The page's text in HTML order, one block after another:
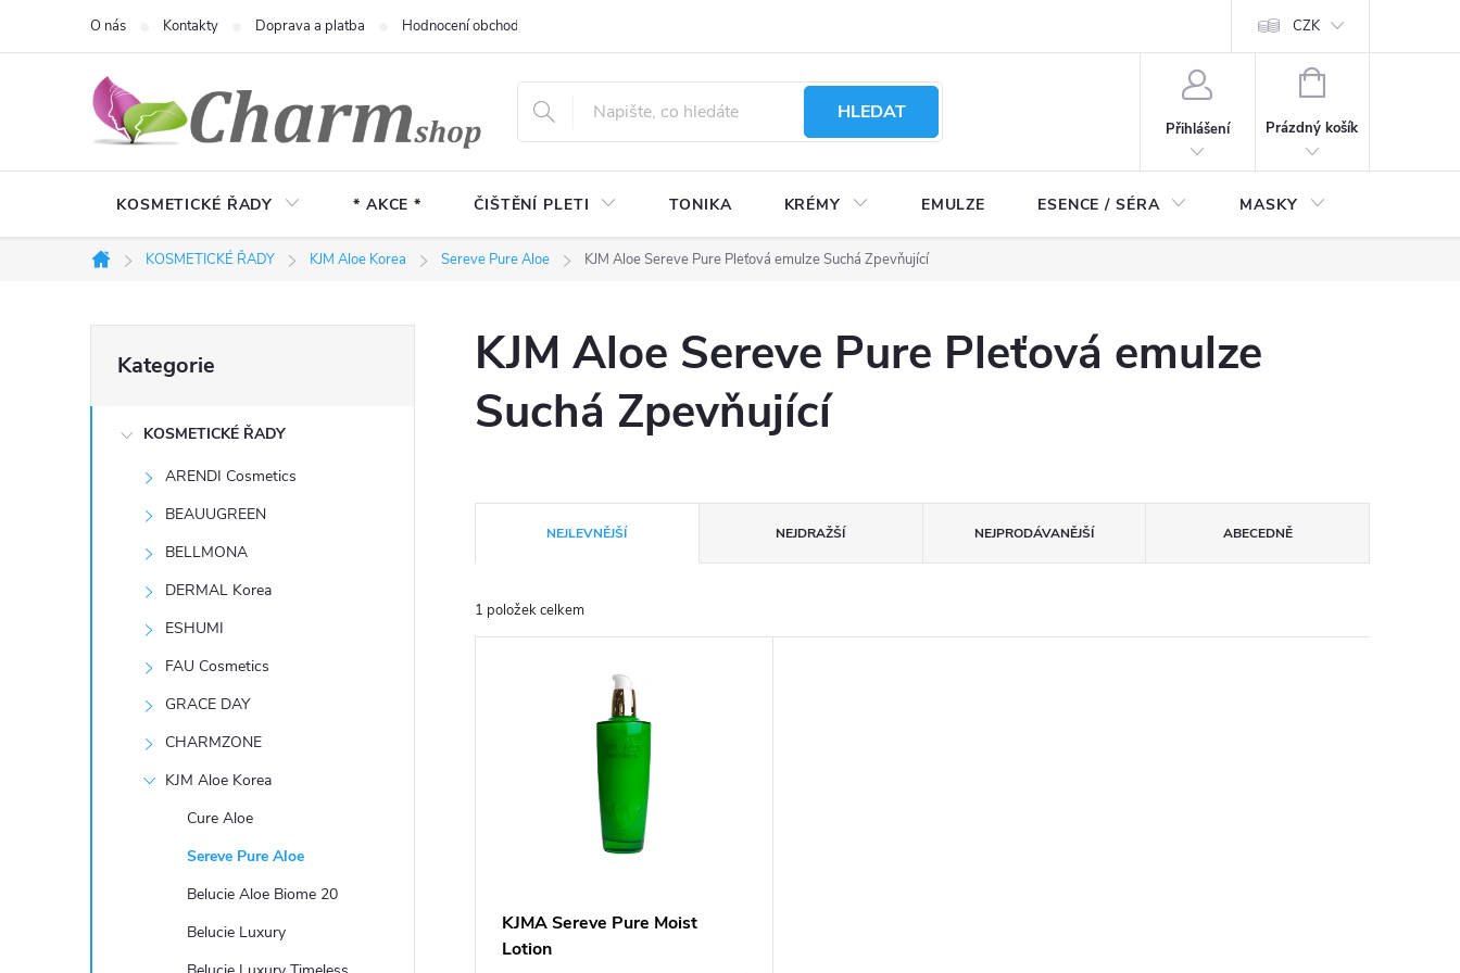
O nás Kontakty Doprava a platba Hodnocení obchodu CZK
HLEDAT
Přihlášení
NÁKUPNÍ
Prázdný košík
KOSMETICKÉ ŘADY * AKCE * ČIŠTĚNÍ PLETI TONIKA KRÉMY EMULZE ESENCE / SÉRA MASKY
Domů
KOSMETICKÉ ŘADY KJM Aloe Korea Sereve Pure Aloe KJM Aloe Sereve Pure Pleťová emulze Suchá Zpevňující
o
kategorie
Kategorie
KOSMETICKÉ ŘADY
ARENDI Cosmetics
BEAUUGREEN
BELLMONA
DERMAL Korea
ESHUMI
FAU Cosmetics
GRACE DAY
CHARMZONE
KJM Aloe Korea
Cure Aloe
Sereve Pure Aloe
Belucie Aloe Biome 20
Belucie Luxury
KJM Aloe Sereve Pure Pleťová emulze
Suchá Zpevňující
a
z
NEJLEVNĚJŠÍ NEJDRAŽŠÍ NEJPRODÁVANĚJŠÍ ABECEDNĚ
1 položek celkem
KJMA Sereve Pure Moist
Lotion